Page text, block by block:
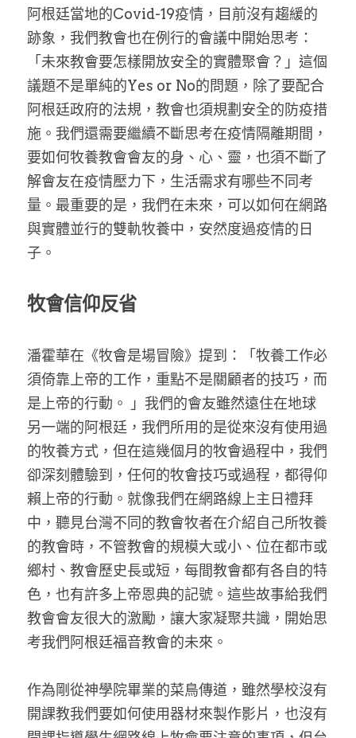
阿根廷當地的Covid-19疫情，目前沒有趨緩的
跡象，我們教會也在例行的會議中開始思考：
「未來教會要怎樣開放安全的實體聚會？」這個
議題不是單純的Yes or No的問題，除了要配合
阿根廷政府的法規，教會也須規劃安全的防疫措
施。我們還需要繼續不斷思考在疫情隔離期間，
要如何牧養教會會友的身、心、靈，也須不斷了
解會友在疫情壓力下，生活需求有哪些不同考
量。最重要的是，我們在未來，可以如何在網路
與實體並行的雙軌牧養中，安然度過疫情的日
子。
牧會信仰反省
潘霍華在《牧會是場冒險》提到：「牧養工作必
須倚靠上帝的工作，重點不是關顧者的技巧，而
是上帝的行動。 」我們的會友雖然遠住在地球
另一端的阿根廷，我們所用的是從來沒有使用過
的牧養方式，但在這幾個月的牧會過程中，我們
卻深刻體驗到，任何的牧會技巧或過程，都得仰
賴上帝的行動。就像我們在網路線上主日禮拜
中，聽見台灣不同的教會牧者在介紹自己所牧養
的教會時，不管教會的規模大或小、位在都市或
鄉村、教會歷史長或短，每間教會都有各自的特
色，也有許多上帝恩典的記號。這些故事給我們
教會會友很大的激勵，讓大家凝聚共識，開始思
考我們阿根廷福音教會的未來。
作為剛從神學院畢業的菜鳥傳道，雖然學校沒有
開課教我們要如何使用器材來製作影片，也沒有